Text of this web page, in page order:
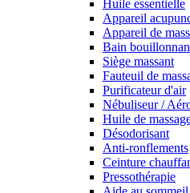
Huile essentielle
Appareil
Appareil de
Bain
Siège massant
Fauteuil de
Purificateur d'air
Nébuliseur /
Huile de
Désodorisant
Anti-ronflements
Ceinture
Pressothérapie